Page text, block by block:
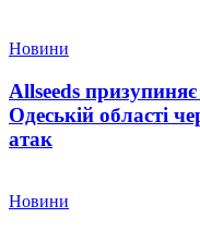
Новини
Allseeds призупиняє
Одеській області
атак
Новини